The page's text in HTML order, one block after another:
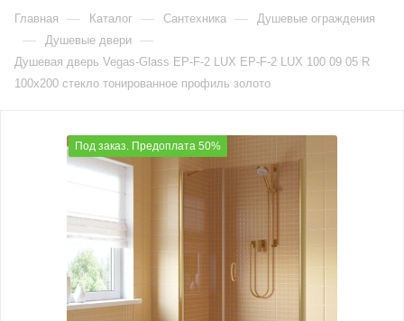
Главная — Каталог — Сантехника — Душевые ограждения
— Душевые двери —
Душевая дверь Vegas-Glass EP-F-2 LUX EP-F-2 LUX 100 09 05 R
100х200 стекло тонированное профиль золото
Под заказ. Предоплата 50%